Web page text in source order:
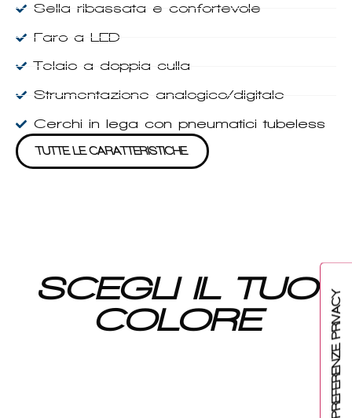
Sella ribassata e confortevole
Faro a LED
Telaio a doppia culla
Strumentazione analogico/digitale
Cerchi in lega con pneumatici tubeless
TUTTE LE CARATTERISTICHE
SCEGLI IL TUO
COLORE